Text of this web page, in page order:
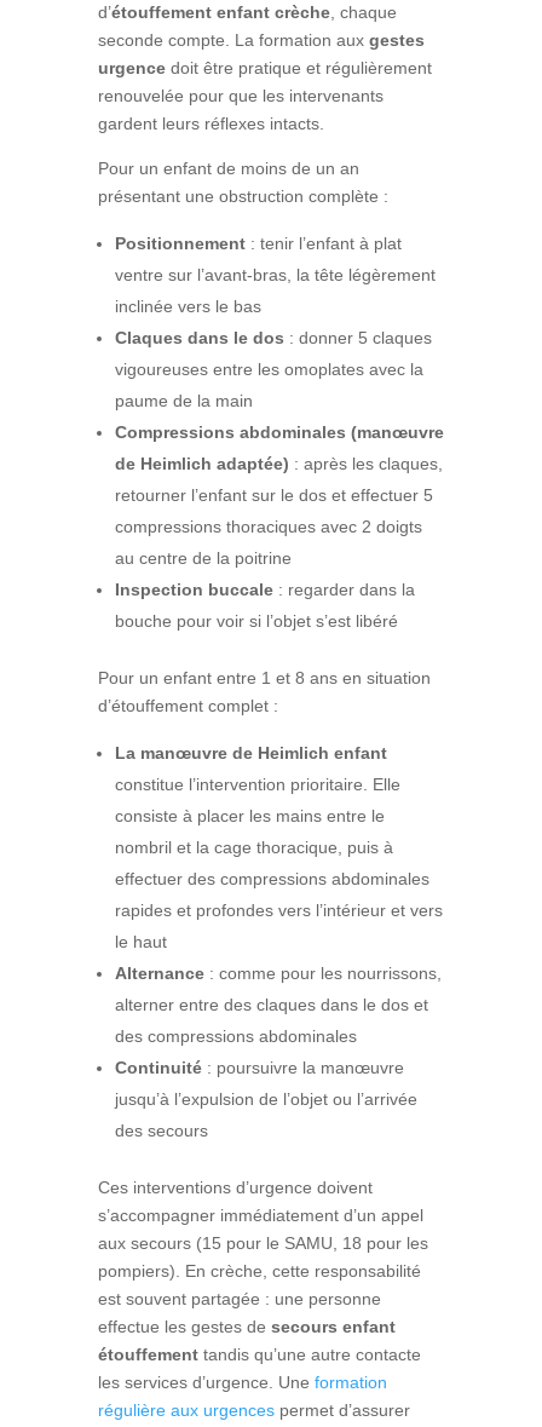
d’étouffement enfant crèche, chaque
seconde compte. La formation aux gestes
urgencedoit être pratique et régulièrement
renouvelée pour que les intervenants
gardent leurs réflexes intacts.
Pour un enfant de moins de un an
présentant une obstruction complète :
Positionnement: tenir l’enfant à plat
ventre sur l’avant-bras, la tête légèrement
inclinée vers le bas
Claques dans le dos : donner 5 claques
vigoureuses entre les omoplates avec la
paume de la main
Compressions abdominales (manœuvre
de Heimlich adaptée) : après les claques,
retourner l’enfant sur le dos et effectuer 5
compressions thoraciques avec 2 doigts
au centre de la poitrine
Inspection buccale: regarder dans la
bouche pour voir si l’objet s’est libéré
Pour un enfant entre 1 et 8 ans en situation
d’étouffement complet :
La manœuvre de Heimlich enfant
constitue l’intervention prioritaire. Elle
consiste à placer les mains entre le
nombril et la cage thoracique, puis à
effectuer des compressions abdominales
rapides et profondes vers l’intérieur et vers
le haut
Alternance: comme pour les nourrissons,
alterner entre des claques dans le dos et
des compressions abdominales
Continuité: poursuivre la manœuvre
jusqu’à l’expulsion de l’objet ou l’arrivée
des secours
Ces interventions d’urgence doivent
s’accompagner immédiatement d’un appel
aux secours (15 pour le SAMU, 18 pour les
pompiers). En crèche, cette responsabilité
est souvent partagée : une personne
effectue les gestes de secours enfant
étouffementtandis qu’une autre contacte
les services d’urgence. Une formation
régulière aux urgencespermet d’assurer